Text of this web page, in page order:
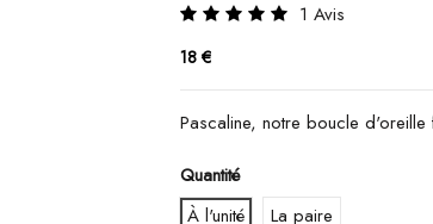
1 Avis
18 €
Pascaline, notre boucle d'oreille
Quantité
À l'unité
La paire